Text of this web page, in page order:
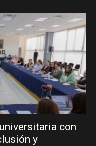
con
y